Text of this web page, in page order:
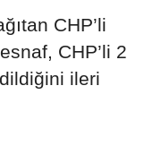
CHP’li
CHP’li 2
ileri